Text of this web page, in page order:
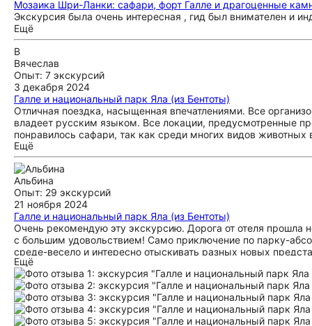
Мозаика Шри-Ланки: сафари, форт Галле и драгоценные
Экскурсия была очень интересная , гид был внимателен и
Ещё
В
Вячеслав
Опыт: 7 экскурсий
3 декабря 2024
Галле и национальный парк Яла (из Бентоты)
Отличная поездка, насыщенная впечатлениями. Все
владеет русским языком. Все локации, предусмотренные
понравилось сафари, так как среди многих видов животных
Поездка по национальному парку была также на
числе, о местной кухне и блюдах, магазинах и т.д.
Ещё
Альбина
Опыт: 29 экскурсий
21 ноября 2024
Галле и национальный парк Яла (из Бентоты)
Очень рекомендую эту экскурсию. Дорога от отеля прошла
с большим удовольствием! Само приключение по парку-
среде-весело и интересно отыскивать разных новых
фильме! Спасибо большое Рифаю, потрясающий гид,
желания 😍), был великолепным собеседником,
Ещё